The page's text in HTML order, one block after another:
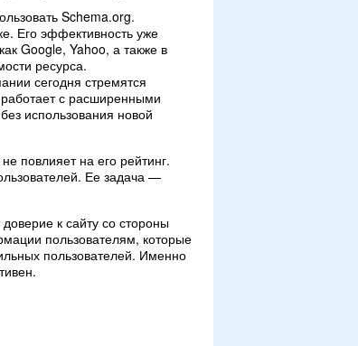
Schema.org.
Его эффективность уже
Google, Yahoo, а также в
ресурса.
сегодня стремятся
с расширенными
использования новой
повлияет на его рейтинг.
Ее задача —
к сайту со стороны
пользователям, которые
пользователей. Именно